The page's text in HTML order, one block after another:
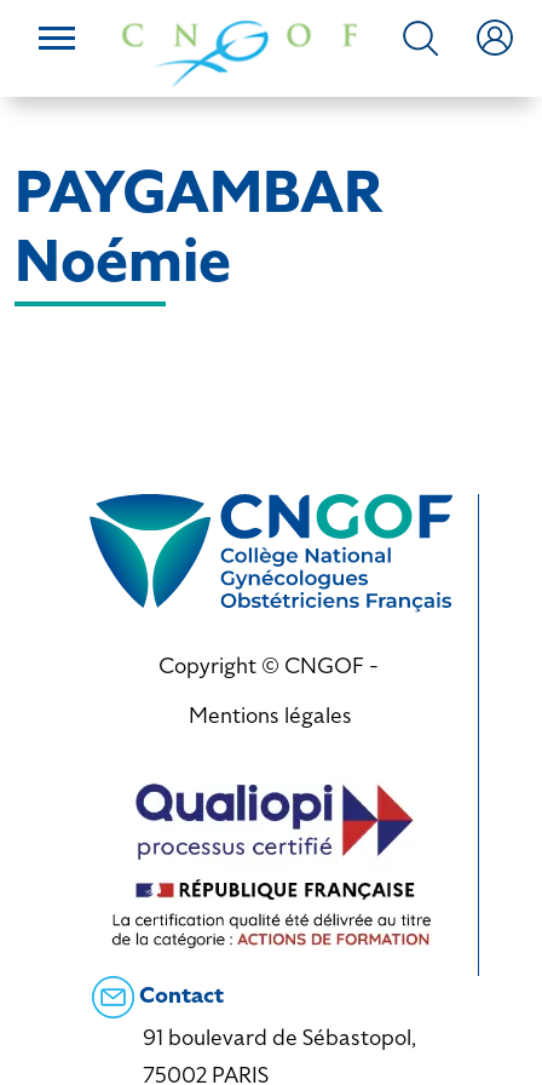
PAYGAMBAR
Noémie
Copyright © CNGOF -
Mentions légales
Contact
91 boulevard de Sébastopol,
75002 PARIS